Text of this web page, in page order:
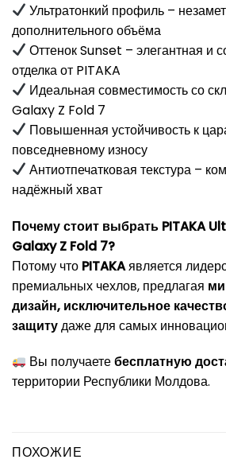
Ультратонкий профиль –
дополнительного объёма
Оттенок Sunset – элегантная и
отделка от PITAKA
Идеальная совместимость со
Galaxy Z Fold 7
Повышенная устойчивость к
повседневному износу
Антиотпечатковая текстура –
надёжный хват
Почему стоит выбрать PITAKA
Galaxy Z Fold 7?
Потому что PITAKAявляется
премиальных чехлов, предлагая
дизайн, исключительное
защитудаже для самых
Вы получаетебесплатную
территории Республики Молдова.
ПОХОЖИЕ